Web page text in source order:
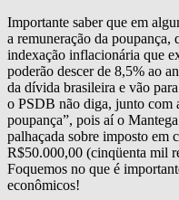
Importante saber que em
a remuneração da poupança,
indexação inflacionária que
poderão descer de 8,5% ao
da dívida brasileira e vão
o PSDB não diga, junto com
poupança”, pois aí o
palhaçada sobre imposto em
R$50.000,00 (cinqüenta mil
Foquemos no que é
econômicos!